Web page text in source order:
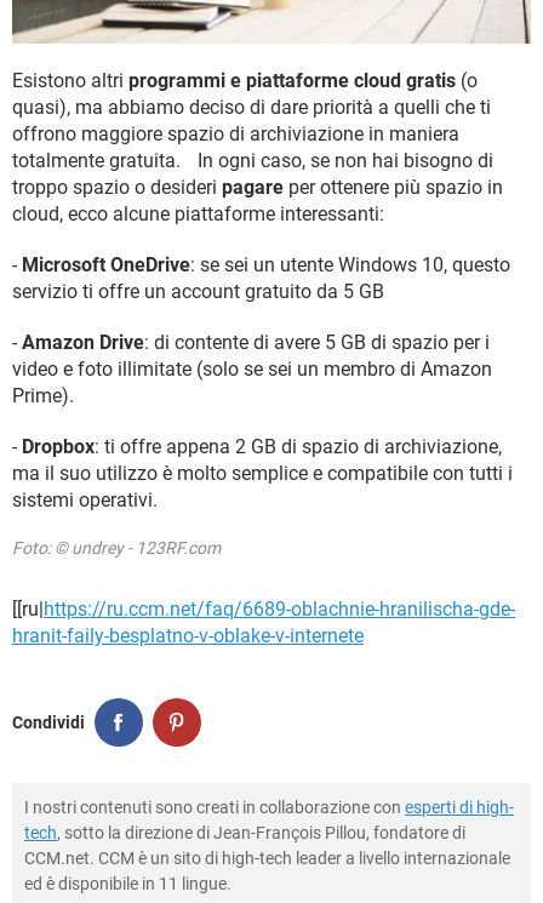
Esistono altri programmi e piattaforme cloud gratis (o
quasi), ma abbiamo deciso di dare priorità a quelli che ti
offrono maggiore spazio di archiviazione in maniera
totalmente gratuita. In ogni caso, se non hai bisogno di
troppo spazio o desideri pagare per ottenere più spazio in
cloud, ecco alcune piattaforme interessanti:
- Microsoft OneDrive: se sei un utente Windows 10, questo
servizio ti offre un account gratuito da 5 GB
- Amazon Drive: di contente di avere 5 GB di spazio per i
video e foto illimitate (solo se sei un membro di Amazon
Prime).
- Dropbox: ti offre appena 2 GB di spazio di archiviazione,
ma il suo utilizzo è molto semplice e compatibile con tutti i
sistemi operativi.
Foto: © undrey - 123RF.com
[[ru| https://ru.ccm.net/faq/6689-oblachnie-hranilischa-gde-
hranit-faily-besplatno-v-oblake-v-internete
Condividi
I nostri contenuti sono creati in collaborazione con esperti di high-
tech, sotto la direzione di Jean-François Pillou, fondatore di
CCM.net. CCM è un sito di high-tech leader a livello internazionale
ed è disponibile in 11 lingue.